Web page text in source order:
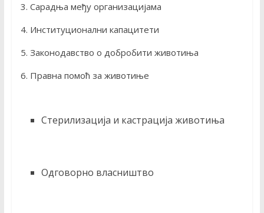
3. Сарадња међу организацијама
4. Институционални капацитети
5. Законодавство о добробити животиња
6. Правна помоћ за животиње
Стерилизација и кастрација животиња
Одговорно власништво